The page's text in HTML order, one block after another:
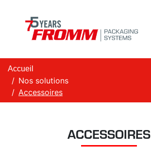
Accueil
Nos solutions
Accessoires
ACCESSOIRES